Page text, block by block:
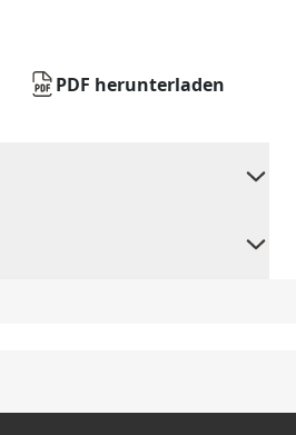
PDF herunterladen